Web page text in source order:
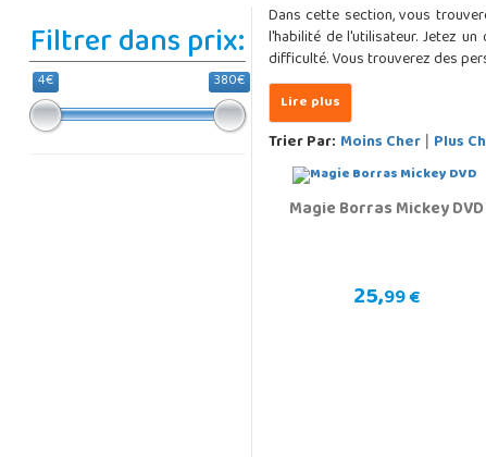
Filtrer dans prix:
4€ 380€
Dans cette section, vous
l'habilité de l'utilisateur. Jetez
difficulté. Vous trouverez des
Trier Par: Moins Cher| Plus
Magie Borras Mickey DVD
25,99 €